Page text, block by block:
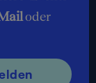
oder